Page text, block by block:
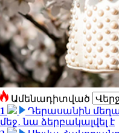
Ամենադիտված
1
Դերասանին
մեջ․ նա ձերբակալվել է